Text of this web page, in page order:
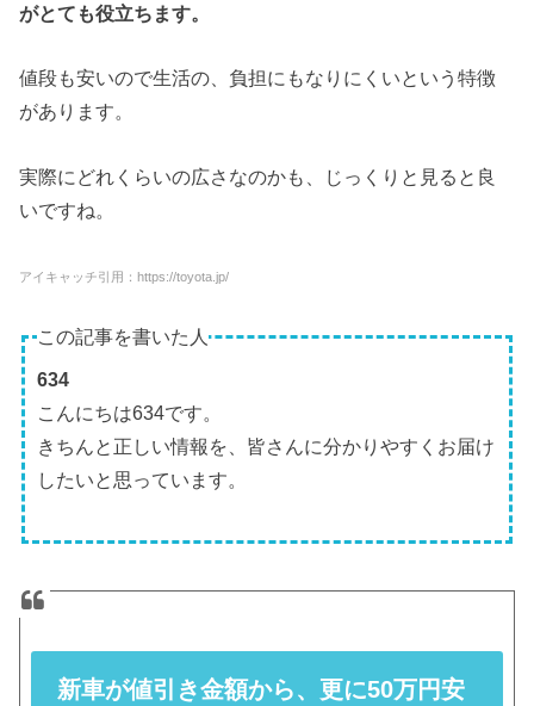
がとても役立ちます。
値段も安いので生活の、負担にもなりにくいという特徴
があります。
実際にどれくらいの広さなのかも、じっくりと見ると良
いですね。
アイキャッチ引用：https://toyota.jp/
この記事を書いた人
634
こんにちは634です。
きちんと正しい情報を、皆さんに分かりやすくお届け
したいと思っています。
新車が値引き金額から、更に50万円安